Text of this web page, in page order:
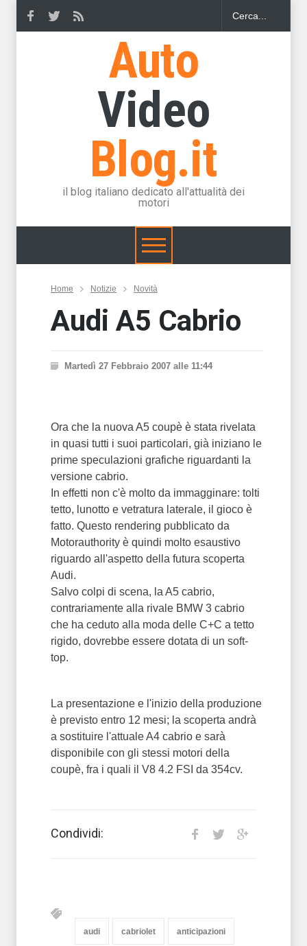
Auto
Video
Blog.it
il blog italiano dedicato all'attualità dei
motori
Home Notizie Novità
Audi A5 Cabrio
Martedì 27 Febbraio 2007 alle 11:44
Ora che la nuova A5 coupè è stata rivelata
in quasi tutti i suoi particolari, già iniziano le
prime speculazioni grafiche riguardanti la
versione cabrio.
In effetti non c'è molto da immagginare: tolti
tetto, lunotto e vetratura laterale, il gioco è
fatto. Questo rendering pubblicato da
Motorauthority è quindi molto esaustivo
riguardo all'aspetto della futura scoperta
Audi.
Salvo colpi di scena, la A5 cabrio,
contrariamente alla rivale BMW 3 cabrio
che ha ceduto alla moda delle C+C a tetto
rigido, dovrebbe essere dotata di un soft-
top.
La presentazione e l'inizio della produzione
è previsto entro 12 mesi; la scoperta andrà
a sostituire l'attuale A4 cabrio e sarà
disponibile con gli stessi motori della
coupè, fra i quali il V8 4.2 FSI da 354cv.
Condividi:
audi cabriolet anticipazioni